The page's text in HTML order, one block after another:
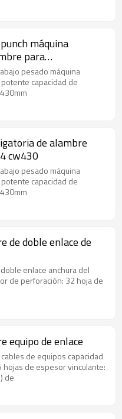
máquina
para
pesado máquina
capacidad de
de alambre
cw430
pesado máquina
capacidad de
de doble enlace de
enlace anchura del
de perforación: 32 hoja de
equipo de enlace
de equipos capacidad
hojas de espesor vinculante:
de